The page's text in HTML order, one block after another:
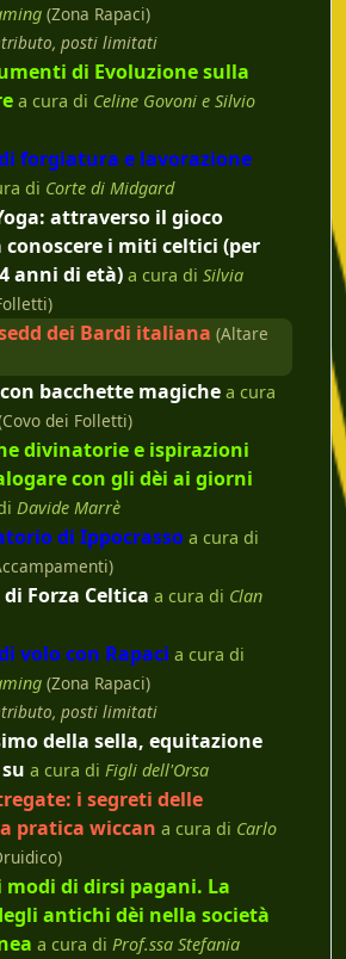
(Zona Rapaci)
posti limitati
di Evoluzione sulla
a cura di Celine Govoni e Silvio
forgiatura e lavorazione
di Corte di Midgard
attraverso il gioco
i miti celtici (per
anni di età) a cura di Silvia
dei Bardi italiana (Altare
bacchette magiche a cura
dei Folletti)
divinatorie e ispirazioni
con gli dèi ai giorni
Davide Marrè
di Ippocrasso a cura di
Forza Celtica a cura di Clan
volo con Rapaci a cura di
(Zona Rapaci)
posti limitati
della sella, equitazione
a cura di Figli dell'Orsa
i segreti delle
pratica wiccan a cura di Carlo
di dirsi pagani. La
antichi dèi nella società
a cura di Prof.ssa Stefania